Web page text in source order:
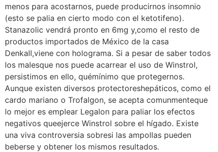
menos para acostarnos, puede producirnos insomnio
(esto se palia en cierto modo con el ketotifeno).
Stanazolic vendrá pronto en 6mg y,como el resto de
productos importados de México de la casa
Denkall,viene con holograma. Si a pesar de saber todos
los malesque nos puede acarrear el uso de Winstrol,
persistimos en ello, quémínimo que protegernos.
Aunque existen diversos protectoreshepáticos, como el
cardo mariano o Trofalgon, se acepta comunmenteque
lo mejor es emplear Legalon para paliar los efectos
negativos queejerce Winstrol sobre el hígado. Existe
una viva controversia sobresi las ampollas pueden
beberse y obtener los mismos resultados.